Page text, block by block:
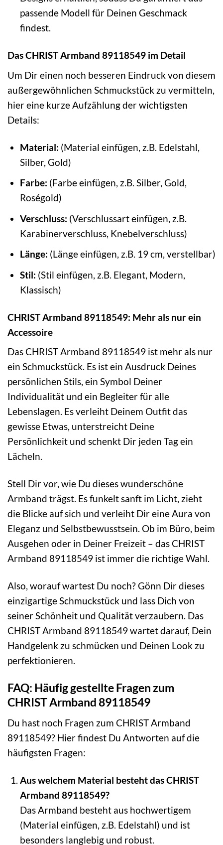
passende Modell für Deinen Geschmack
findest.
Das CHRIST Armband 89118549 im Detail
Um Dir einen noch besseren Eindruck von diesem
außergewöhnlichen Schmuckstück zu vermitteln,
hier eine kurze Aufzählung der wichtigsten
Details:
Material: (Material einfügen, z.B. Edelstahl,
Silber, Gold)
Farbe: (Farbe einfügen, z.B. Silber, Gold,
Roségold)
Verschluss: (Verschlussart einfügen, z.B.
Karabinerverschluss, Knebelverschluss)
Länge: (Länge einfügen, z.B. 19 cm, verstellbar)
Stil: (Stil einfügen, z.B. Elegant, Modern,
Klassisch)
CHRIST Armband 89118549: Mehr als nur ein
Accessoire
Das CHRIST Armband 89118549 ist mehr als nur
ein Schmuckstück. Es ist ein Ausdruck Deines
persönlichen Stils, ein Symbol Deiner
Individualität und ein Begleiter für alle
Lebenslagen. Es verleiht Deinem Outfit das
gewisse Etwas, unterstreicht Deine
Persönlichkeit und schenkt Dir jeden Tag ein
Lächeln.
Stell Dir vor, wie Du dieses wunderschöne
Armband trägst. Es funkelt sanft im Licht, zieht
die Blicke auf sich und verleiht Dir eine Aura von
Eleganz und Selbstbewusstsein. Ob im Büro, beim
Ausgehen oder in Deiner Freizeit – das CHRIST
Armband 89118549 ist immer die richtige Wahl.
Also, worauf wartest Du noch? Gönn Dir dieses
einzigartige Schmuckstück und lass Dich von
seiner Schönheit und Qualität verzaubern. Das
CHRIST Armband 89118549 wartet darauf, Dein
Handgelenk zu schmücken und Deinen Look zu
perfektionieren.
FAQ: Häufig gestellte Fragen zum
CHRIST Armband 89118549
Du hast noch Fragen zum CHRIST Armband
89118549? Hier findest Du Antworten auf die
häufigsten Fragen:
Aus welchem Material besteht das CHRIST
Armband 89118549?
Das Armband besteht aus hochwertigem
(Material einfügen, z.B. Edelstahl) und ist
besonders langlebig und robust.